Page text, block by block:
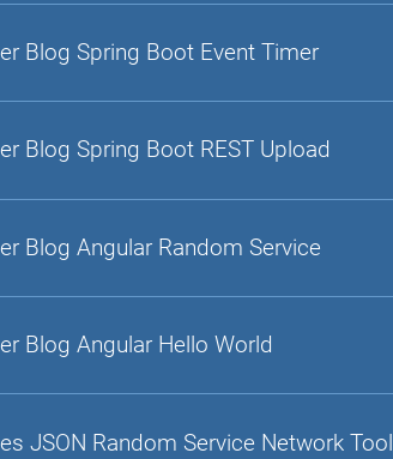
Blog Spring Boot Event Timer
Blog Spring Boot REST Upload
Blog Angular Random Service
Blog Angular Hello World
JSON Random Service Network Tool